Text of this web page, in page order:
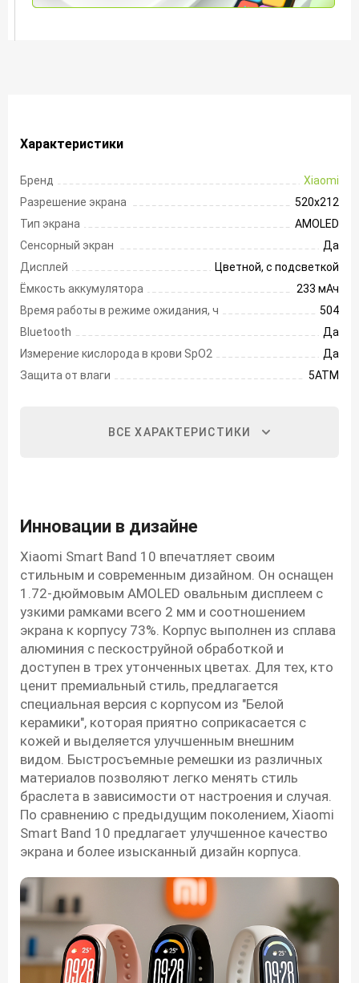
Характеристики
Бренд
Xiaomi
Разрешение экрана
520х212
Тип экрана
AMOLED
Сенсорный экран
Да
Дисплей
Цветной, с подсветкой
Ёмкость аккумулятора
233 мАч
Время работы в режиме ожидания, ч
504
Bluetooth
Да
Измерение кислорода в крови SpO2
Да
Защита от влаги
5АТМ
ВСЕ ХАРАКТЕРИСТИКИ
Инновации в дизайне
Xiaomi Smart Band 10 впечатляет своим
стильным и современным дизайном. Он оснащен
1.72-дюймовым AMOLED овальным дисплеем с
узкими рамками всего 2 мм и соотношением
экрана к корпусу 73%. Корпус выполнен из сплава
алюминия с пескоструйной обработкой и
доступен в трех утонченных цветах. Для тех, кто
ценит премиальный стиль, предлагается
специальная версия с корпусом из "Белой
керамики", которая приятно соприкасается с
кожей и выделяется улучшенным внешним
видом. Быстросъемные ремешки из различных
материалов позволяют легко менять стиль
браслета в зависимости от настроения и случая.
По сравнению с предыдущим поколением, Xiaomi
Smart Band 10 предлагает улучшенное качество
экрана и более изысканный дизайн корпуса.